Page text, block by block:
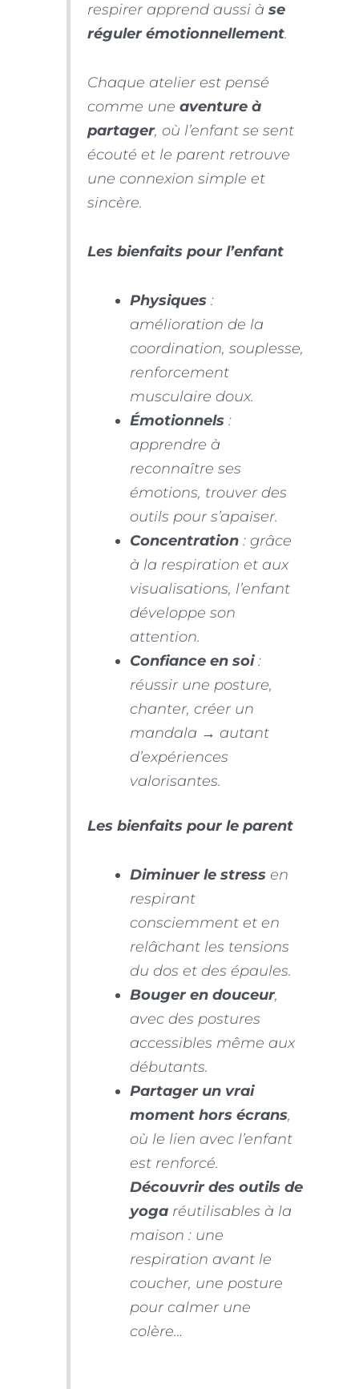
respirer apprend aussi à se
réguler émotionnellement.
Chaque atelier est pensé
comme une aventure à
partager, où l’enfant se sent
écouté et le parent retrouve
une connexion simple et
sincère.
Les bienfaits pour l’enfant
Physiques:
amélioration de la
coordination, souplesse,
renforcement
musculaire doux.
Émotionnels:
apprendre à
reconnaître ses
émotions, trouver des
outils pour s’apaiser.
Concentration: grâce
à la respiration et aux
visualisations, l’enfant
développe son
attention.
Confiance en soi:
réussir une posture,
chanter, créer un
mandala → autant
d’expériences
valorisantes.
Les bienfaits pour le parent
Diminuer le stressen
respirant
consciemment et en
relâchant les tensions
du dos et des épaules.
Bouger en douceur,
avec des postures
accessibles même aux
débutants.
Partager un vrai
moment hors écrans,
où le lien avec l’enfant
est renforcé.
Découvrir des outils de
yogaréutilisables à la
maison : une
respiration avant le
coucher, une posture
pour calmer une
colère…